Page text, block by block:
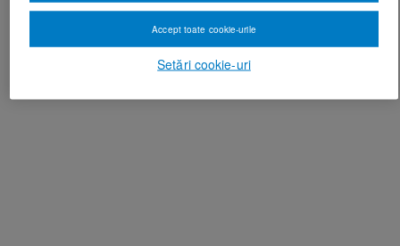
Setări cookie-uri
Accept toate cookie-urile